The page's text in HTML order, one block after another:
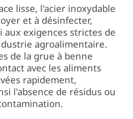
lisse, l'acier inoxydable
et à désinfecter,
aux exigences strictes de
agroalimentaire.
de la grue à benne
avec les aliments
rapidement,
l'absence de résidus ou